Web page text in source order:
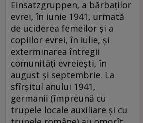
Einsatzgruppen, a bărbaţilor
evrei, în iunie 1941, urmată
de uciderea femeilor şi a
copiilor evrei, în iulie, şi
exterminarea întregii
comunităţi evreieşti, în
august şi septembrie. La
sfîrşitul anului 1941,
germanii (împreună cu
trupele locale auxiliare şi cu